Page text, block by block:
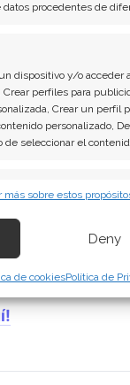
datos procedentes de
dispositivo y/o acceder
Crear perfiles para
Crear un perfil
personalizado,
de seleccionar el
automática.
evitar y detectar
publicidad y
de privacidad.
más sobre estos
Deny
de cookiesPolítica de
¿O
El tiempo
ofreciendo un
de Procter
Acción
la pena
de agosto